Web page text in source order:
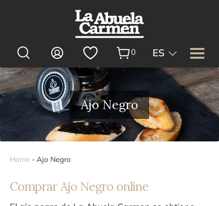
La Abuela Carmen
menú
hijo
Productos
menú
hijo
Sectores
menú
0 ES
Ajo Negro
Home - Ajo Negro
Comprar Ajo Negro online